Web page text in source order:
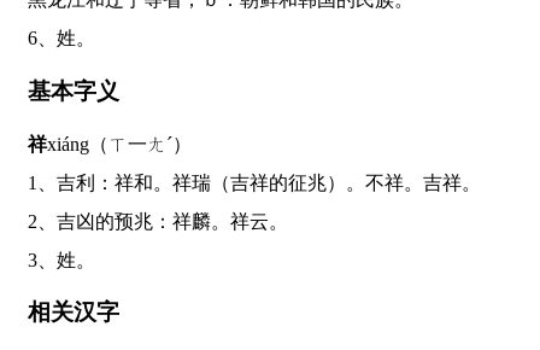
6、姓。
基本字义
祥xiáng（ㄒ一ㄤˊ）
1、吉利：祥和。祥瑞（吉祥的征兆）。不祥。吉祥。
2、吉凶的预兆：祥麟。祥云。
3、姓。
相关汉字